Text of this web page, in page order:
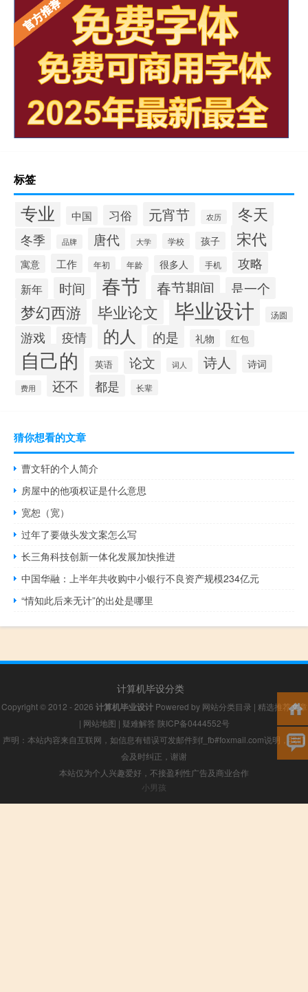
标签
专业 中国 习俗 元宵节 农历 冬天
冬季 品牌 唐代 大学 学校 孩子 宋代
寓意 工作 年初 年龄 很多人 手机 攻略
新年 时间 春节 春节期间 是一个
梦幻西游 毕业论文 毕业设计 汤圆
游戏 疫情 的人 的是 礼物 红包
自己的 英语 论文 词人 诗人 诗词
费用 还不 都是 长辈
猜你想看的文章
曹文轩的个人简介
房屋中的他项权证是什么意思
宽恕（宽）
过年了要做头发文案怎么写
长三角科技创新一体化发展加快推进
中国华融：上半年共收购中小银行不良资产规模234亿元
“情知此后来无计”的出处是哪里
计算机毕设分类
Copyright © 2012 - 2026 计算机毕业设计Powered by 网站分类目录 | 精选推荐文章
| 网站地图 | 疑难解答 陕ICP备0444552号
声明：本站内容来自互联网，如信息有错误可发邮件到f_fb#foxmail.com说明，我们
会及时纠正，谢谢
本站仅为个人兴趣爱好，不接盈利性广告及商业合作
小男孩